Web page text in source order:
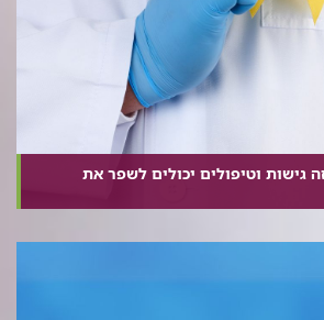
גישות וטיפולים יכולים לשפר את